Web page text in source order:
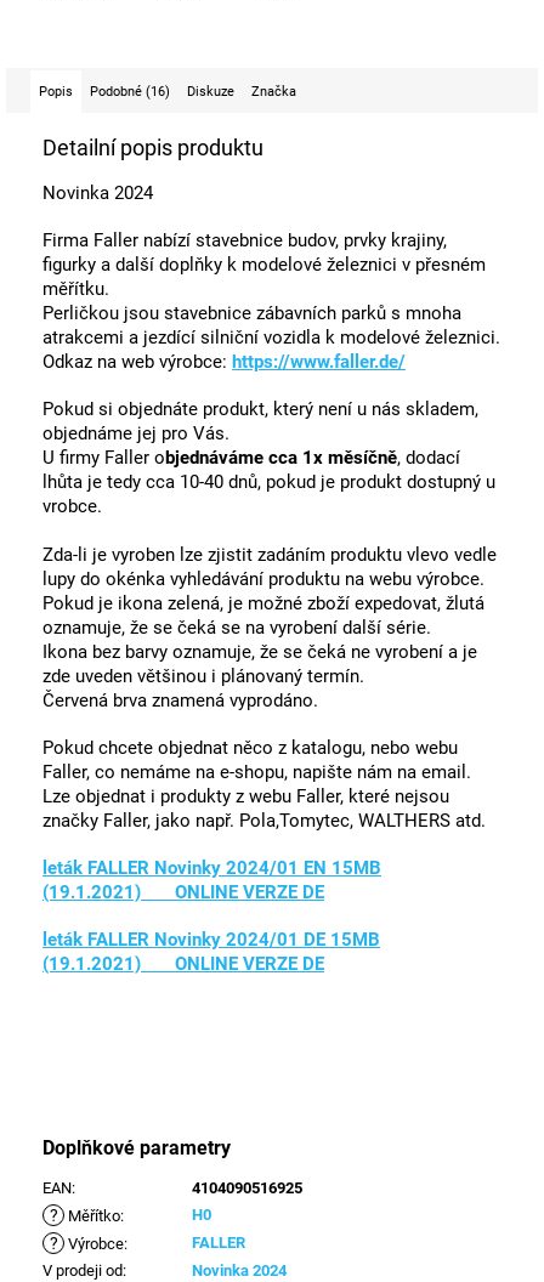
Popis Podobné (16) Diskuze Značka
Detailní popis produktu
Novinka 2024
Firma Faller nabízí stavebnice budov, prvky krajiny,
figurky a další doplňky k modelové železnici v přesném
měřítku.
Perličkou jsou stavebnice zábavních parků s mnoha
atrakcemi a jezdící silniční vozidla k modelové železnici.
Odkaz na web výrobce: https://www.faller.de/
Pokud si objednáte produkt, který není u nás skladem,
objednáme jej pro Vás.
U firmy Faller objednáváme cca 1x měsíčně, dodací
lhůta je tedy cca 10-40 dnů, pokud je produkt dostupný u
vrobce.
Zda-li je vyroben lze zjistit zadáním produktu vlevo vedle
lupy do okénka vyhledávání produktu na webu výrobce.
Pokud je ikona zelená, je možné zboží expedovat, žlutá
oznamuje, že se čeká se na vyrobení další série.
Ikona bez barvy oznamuje, že se čeká ne vyrobení a je
zde uveden většinou i plánovaný termín.
Červená brva znamená vyprodáno.
Pokud chcete objednat něco z katalogu, nebo webu
Faller, co nemáme na e-shopu, napište nám na email.
Lze objednat i produkty z webu Faller, které nejsou
značky Faller, jako např. Pola,Tomytec, WALTHERS atd.
leták FALLER Novinky 2024/01 EN 15MB
(19.1.2021) ONLINE VERZE DE
leták FALLER Novinky 2024/01 DE 15MB
(19.1.2021) ONLINE VERZE DE
Doplňkové parametry
EAN: 4104090516925
? Měřítko: H0
? Výrobce:
FALLER
V prodeji od: Novinka 2024